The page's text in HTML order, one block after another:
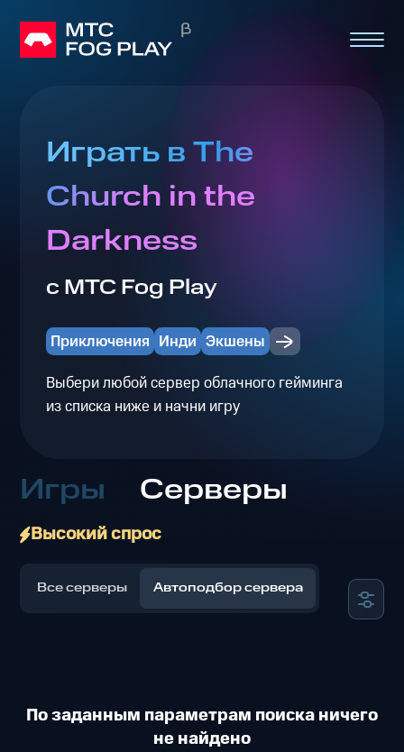
Играть в The
Church in the
Darkness
с МТС Fog Play
Приключения Инди Экшены
Выбери любой сервер облачного гейминга
из списка ниже и начни игру
Игры Серверы
Высокий спрос
Все серверы Автоподбор сервера
По заданным параметрам поиска ничего
не найдено